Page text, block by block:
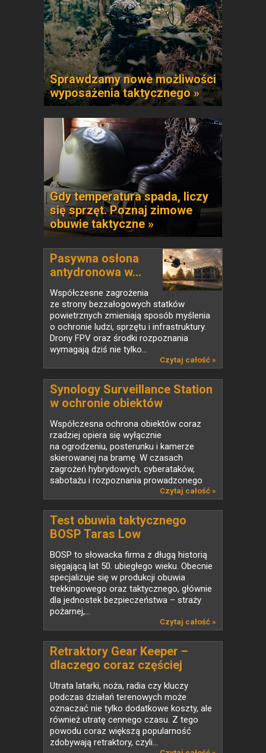
Sprawdzamy nowe możliwości
wyposażenia taktycznego »
Gdy temperatura spada, liczy
się sprzęt. Poznaj zimowe
obuwie taktyczne »
Pasywna osłona
antydronowa w...
Współczesne zagrożenia
ze strony bezzałogowych statków
powietrznych zmieniają sposób myślenia
o ochronie ludzi, sprzętu i infrastruktury.
Drony FPV oraz środki rozpoznania
wymagają dziś nie tylko...
Czytaj całość »
Synology Surveillance Station
w ochronie obiektów
strategicznych
Współczesna ochrona obiektów coraz
rzadziej opiera się wyłącznie
na ogrodzeniu, posterunku i kamerze
skierowanej na bramę. W czasach
zagrożeń hybrydowych, cyberataków,
sabotażu i rozpoznania prowadzonego
Czytaj całość »
Test obuwia taktycznego
BOSP Taras Low
BOSP to słowacka firma z długą historią
sięgającą lat 50. ubiegłego wieku. Obecnie
specjalizuje się w produkcji obuwia
trekkingowego oraz taktycznego, głównie
dla jednostek bezpieczeństwa – straży
pożarnej,...
Czytaj całość »
Retraktory Gear Keeper –
dlaczego coraz częściej
zastępują klasyczne smycze
taktyczne?
Utrata latarki, noża, radia czy kluczy
podczas działań terenowych może
oznaczać nie tylko dodatkowe koszty, ale
również utratę cennego czasu. Z tego
powodu coraz większą popularność
zdobywają retraktory, czyli...